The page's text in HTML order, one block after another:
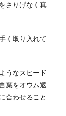
さりげなく真
く取り入れて
うなスピード
葉をオウム返
合わせること